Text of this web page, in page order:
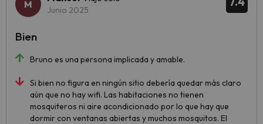
Junio 2025
Bruno es una persona implicada y amable.
Si bien no figura en ningún sitio debería quedar más claro
aún que no hay wifi. Las habitaciones no tienen
mosquiteros ni aire acondicionado por lo que hay que
dormir con ventanas abiertas y muchos mosquitos. El
Bien